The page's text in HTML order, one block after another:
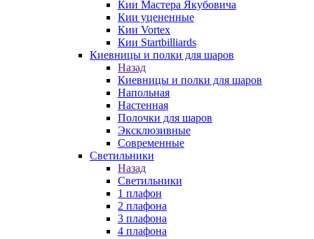
Кии Мастера Якубовича
Кии уцененные
Кии Vortex
Кии Startbilliards
Киевницы и полки для шаров
Назад
Киевницы и полки для шаров
Напольная
Настенная
Полочки для шаров
Эксклюзивные
Современные
Светильники
Назад
Светильники
1 плафон
2 плафона
3 плафона
4 плафона